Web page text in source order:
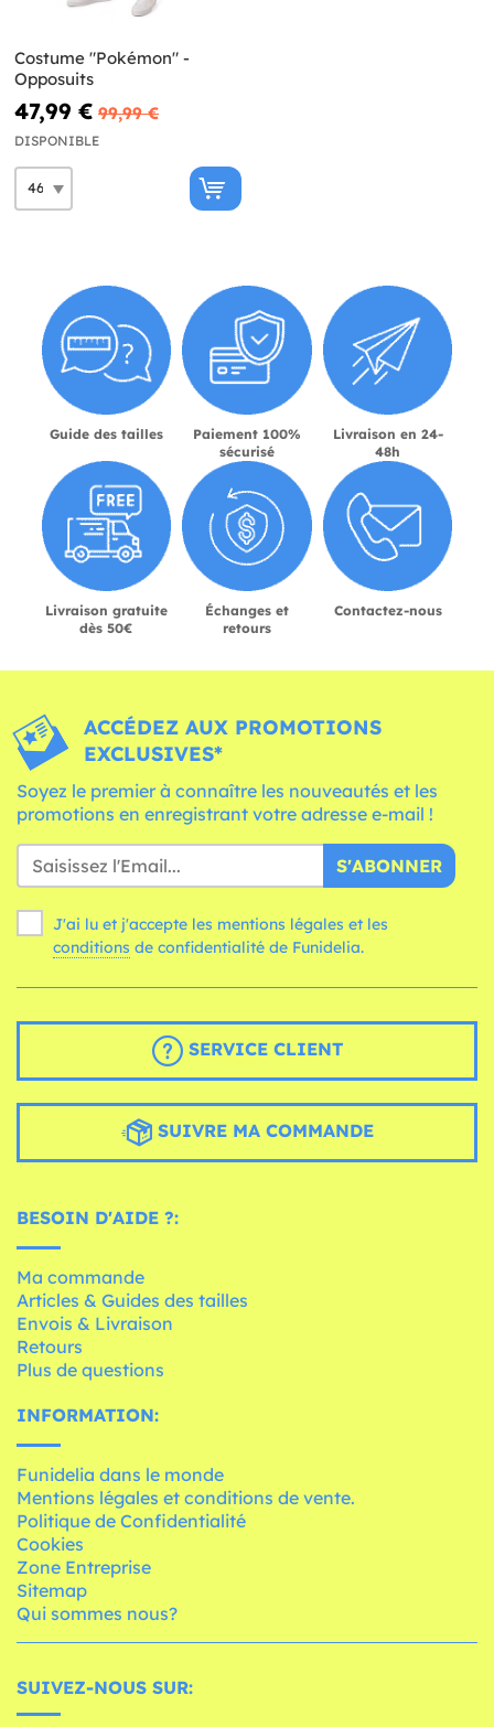
Costume "Pokémon" -
Opposuits
47,99 € 99,99 €
DISPONIBLE
Guide des tailles
Paiement 100%
sécurisé
Livraison en 24-
48h
Livraison gratuite
dès 50€
Échanges et
retours
Contactez-nous
ACCÉDEZ AUX PROMOTIONS
EXCLUSIVES*
Soyez le premier à connaître les nouveautés et les
promotions en enregistrant votre adresse e-mail !
S'ABONNER
J'ai lu et j'accepte les mentions légales et les
conditions de confidentialité de Funidelia.
SERVICE CLIENT
SUIVRE MA COMMANDE
BESOIN D'AIDE ?:
Ma commande
Articles & Guides des tailles
Envois & Livraison
Retours
Plus de questions
INFORMATION:
Funidelia dans le monde
Mentions légales et conditions de vente.
Politique de Confidentialité
Cookies
Zone Entreprise
Sitemap
Qui sommes nous?
SUIVEZ-NOUS SUR: